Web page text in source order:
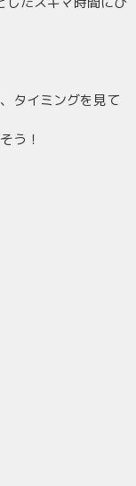
タイミングを見て
う！